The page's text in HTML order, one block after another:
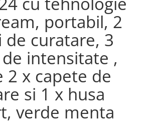
portabil, 2
curatare, 3
intensitate ,
2 x capete de
si 1 x husa
verde menta